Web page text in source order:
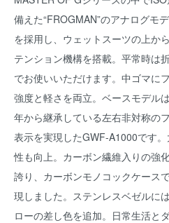
備えた“FROGMAN”のアナログモ
を採用し、ウェットスーツの上か
テンション機構を搭載。平常時は
でお使いいただけます。中ゴマに
強度と軽さを両立。ベースモデル
年から継承している左右非対称の
表示を実現したGWF-A1000です
性も向上。カーボン繊維入りの強
誇り、カーボンモノコックケース
現しました。ステンレスベゼルに
ローの差し色を追加。日常生活と